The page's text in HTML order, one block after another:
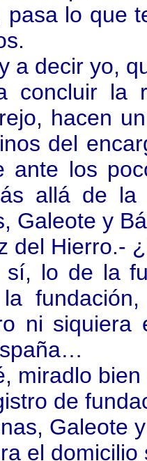
pasa lo que
a decir yo,
concluir la
hacen
del
ante los
allá de la
Galeote y
del Hierro.-
sí, lo de la
ni
miradlo
de
Galeote
el